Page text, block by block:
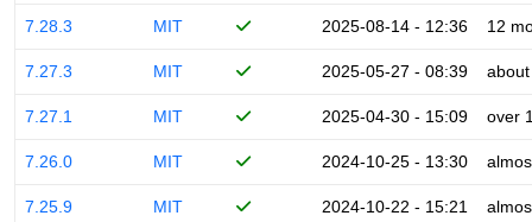
7.28.3 MIT 2025-08-14 - 12:36 12
7.27.3 MIT 2025-05-27 - 08:39
7.27.1 MIT 2025-04-30 - 15:09 over
7.26.0 MIT 2024-10-25 - 13:30
7.25.9 MIT 2024-10-22 - 15:21